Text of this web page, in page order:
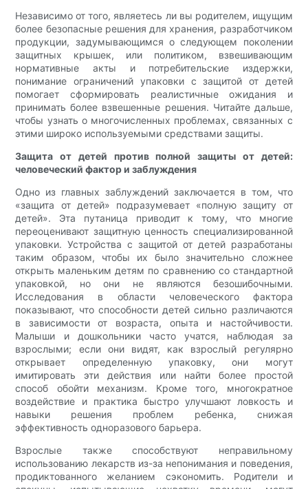
Независимо от того, являетесь ли вы родителем, ищущим
более безопасные решения для хранения, разработчиком
продукции, задумывающимся о следующем поколении
защитных крышек, или политиком, взвешивающим
нормативные акты и потребительские издержки,
понимание ограничений упаковки с защитой от детей
помогает сформировать реалистичные ожидания и
принимать более взвешенные решения. Читайте дальше,
чтобы узнать о многочисленных проблемах, связанных с
этими широко используемыми средствами защиты.
Защита от детей против полной защиты от детей:
человеческий фактор и заблуждения
Одно из главных заблуждений заключается в том, что
«защита от детей» подразумевает «полную защиту от
детей». Эта путаница приводит к тому, что многие
переоценивают защитную ценность специализированной
упаковки. Устройства с защитой от детей разработаны
таким образом, чтобы их было значительно сложнее
открыть маленьким детям по сравнению со стандартной
упаковкой, но они не являются безошибочными.
Исследования в области человеческого фактора
показывают, что способности детей сильно различаются
в зависимости от возраста, опыта и настойчивости.
Малыши и дошкольники часто учатся, наблюдая за
взрослыми; если они видят, как взрослый регулярно
открывает определенную упаковку, они могут
имитировать эти действия или найти более простой
способ обойти механизм. Кроме того, многократное
воздействие и практика быстро улучшают ловкость и
навыки решения проблем ребенка, снижая
эффективность одноразового барьера.
Взрослые также способствуют неправильному
использованию лекарств из-за непонимания и поведения,
продиктованного желанием сэкономить. Родители и